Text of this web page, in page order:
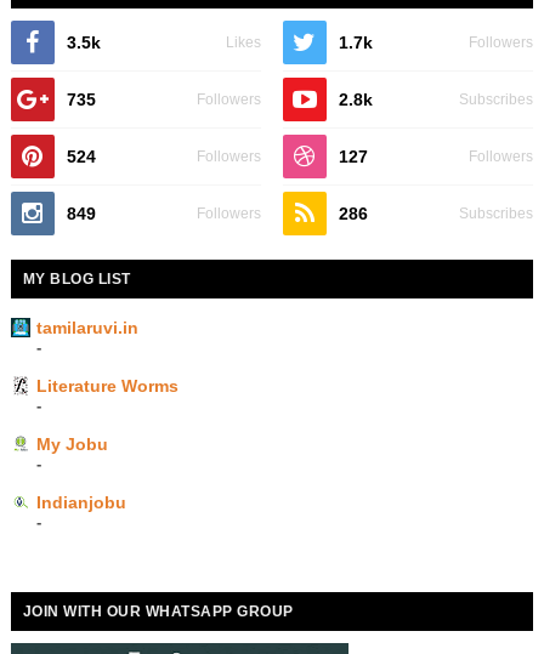
3.5k Likes 1.7k Followers
735 Followers 2.8k Subscribes
524 Followers 127 Followers
849 Followers 286 Subscribes
MY BLOG LIST
tamilaruvi.in
-
Literature Worms
-
My Jobu
-
Indianjobu
-
JOIN WITH OUR WHATSAPP GROUP